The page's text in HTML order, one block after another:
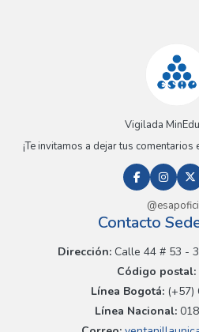
Vigilada
¡Te invitamos a dejar tus
Contacto
Dirección:Calle 44 # 53 -
Código postal:
Línea Bogotá:(+57)
Línea Nacional: